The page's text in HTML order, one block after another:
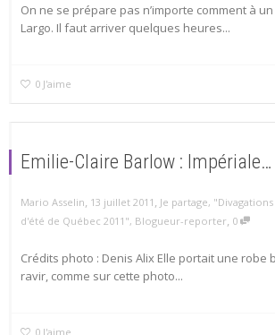
On ne se prépare pas n’importe comment à
Largo. Il faut arriver quelques heures...
0 J'aime
Emilie-Claire Barlow : Impériale…
Mario Asselin, 13 juillet 2011 , Je partage,
d'été de Québec 2011", Blogueur-reporter, 0
Crédits photo : Denis Alix Elle portait une robe
ravir, comme sur cette photo...
0 J'aime